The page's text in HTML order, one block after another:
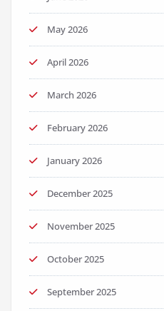
May 2026
April 2026
March 2026
February 2026
January 2026
December 2025
November 2025
October 2025
September 2025